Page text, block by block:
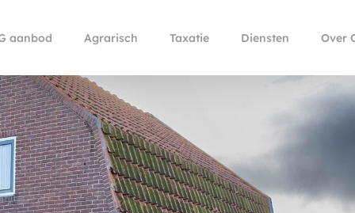
aanbod Agrarisch Taxatie Diensten Over